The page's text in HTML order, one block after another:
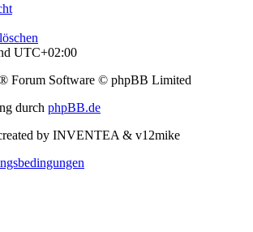
UTC+02:00
Forum Software © phpBB Limited
durch phpBB.de
by INVENTEA & v12mike